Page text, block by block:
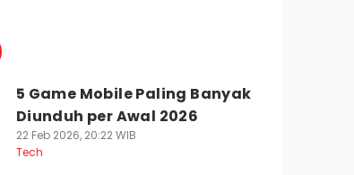
5 Game Mobile Paling Banyak
Diunduh per Awal 2026
22 Feb 2026, 20:22 WIB
Tech